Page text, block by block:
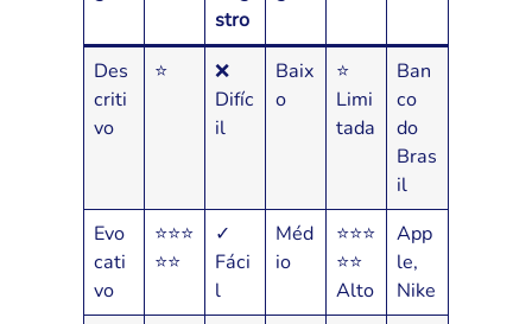
stro
Des
criti
vo
⭐
❌
Difíc
il
Baix
o
⭐
Limi
tada
Ban
co
do
Bras
il
Evo
cati
vo
⭐⭐⭐
⭐⭐
✓
Fáci
l
Méd
io
⭐⭐⭐
⭐⭐
Alto
App
le,
Nike